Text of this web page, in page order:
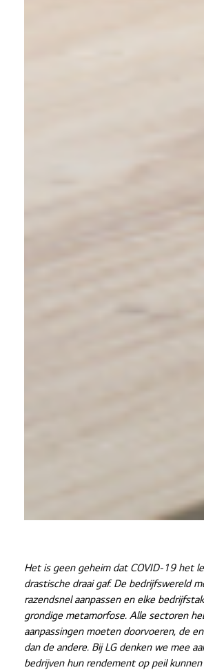
Het is geen geheim dat COVID-19 het
drastische draai gaf. De bedrijfswereld
razendsnel aanpassen en elke
grondige metamorfose. Alle sectoren
aanpassingen moeten doorvoeren, de
dan de andere. Bij LG denken we mee
bedrijven hun rendement op peil